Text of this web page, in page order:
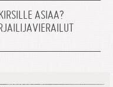
ASIAA?